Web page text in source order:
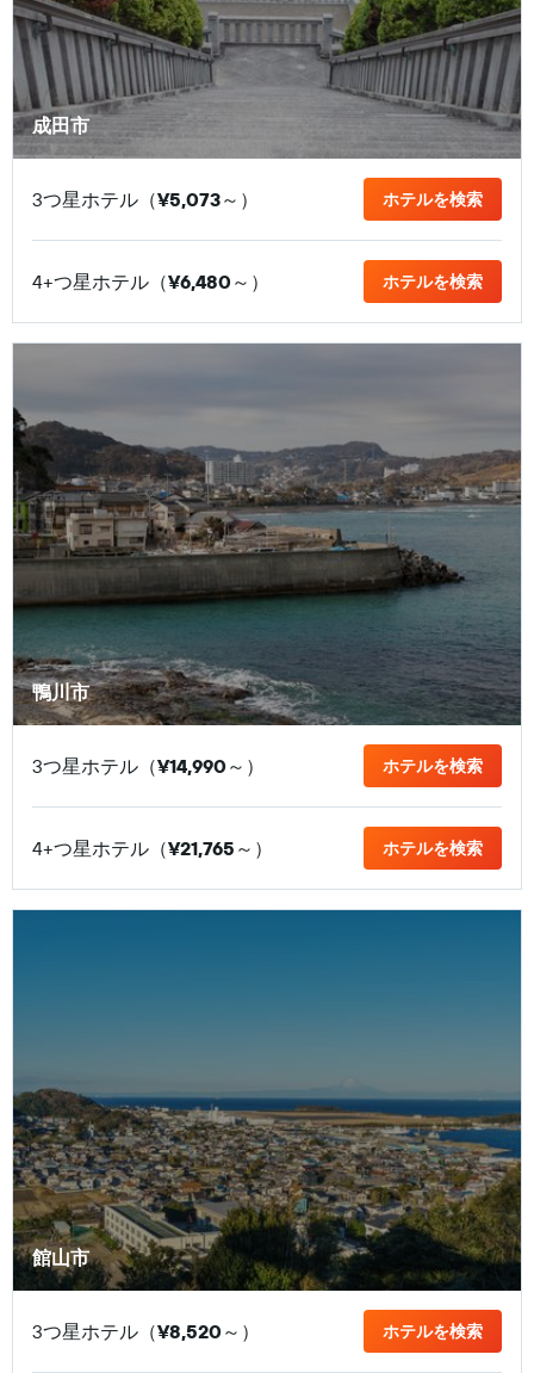
成田市
3つ星ホテル（¥5,073​～） ホテルを検索
4+つ星ホテル（¥6,480​～） ホテルを検索
鴨川市
3つ星ホテル（¥14,990​～） ホテルを検索
4+つ星ホテル（¥21,765 ​～） ホテルを検索
館山市
3つ星ホテル（¥8,520​～） ホテルを検索